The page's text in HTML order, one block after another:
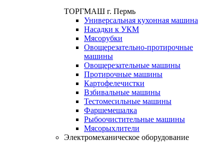
ТОРГМАШ г. Пермь
Универсальная кухонная машина
Насадки к УКМ
Мясорубки
Овощерезательно-протирочные
машины
Овощерезательные машины
Протирочные машины
Картофелечистки
Взбивальные машины
Тестомесильные машины
Фаршемешалка
Рыбоочистительные машины
Мясорыхлители
Электромеханическое оборудование